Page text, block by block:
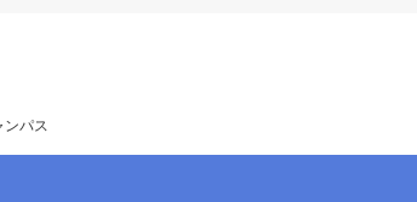
ンパス